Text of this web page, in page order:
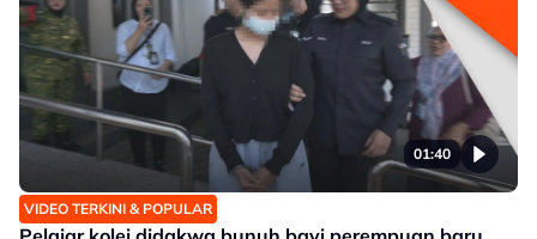
01:40
VIDEO TERKINI & POPULAR